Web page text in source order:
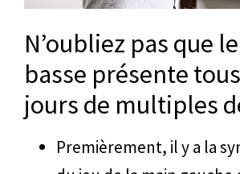
N’oubliez pas que
basse présente
jours de multiples
Premièrement, il y a la